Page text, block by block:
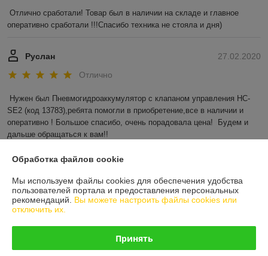
Отлично сработали! Товар был в наличии на складе и главное
оперативно сработали !!!Спасибо техника не стояла и дня)
27.02.2020
Руслан
Отлично
Нужен был Пневмогидроаккумулятор с клапаном управления HC-
SE2 (код 13783),ребята помогли в приобретение,все в наличии и
оперативно ! Большое спасибо, очень порадовала цена!  Будем и
дальше обращаться к вам!!
Показать все отзывы
О нас
Контакты
Обработка файлов cookie
Мы используем файлы cookies для обеспечения удобства
пользователей портала и предоставления персональных
рекомендаций. Вы можете настроить файлы cookies или
отключить их.
Принять